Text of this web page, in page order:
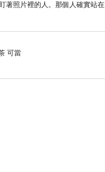
著照片裡的人。那個人確實站在
可當